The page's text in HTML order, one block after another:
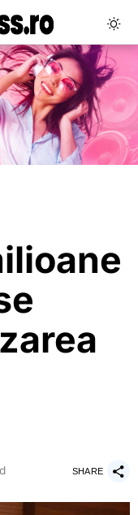
SHARE